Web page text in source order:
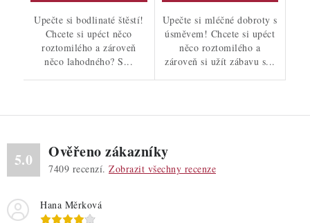
Upečte si bodlinaté štěstí!
Chcete si upéct něco
roztomilého a zároveň
něco lahodného? S...
Upečte si mléčné dobroty s
úsměvem! Chcete si upéct
něco roztomilého a
zároveň si užít zábavu s...
5.0 Ověřeno zákazníky
7409 recenzí. Zobrazit všechny recenze
Hana Měrková